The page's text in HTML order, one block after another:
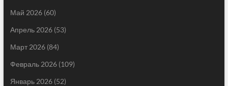
Май 2026(60)
Апрель 2026(53)
Март 2026(84)
Февраль 2026(109)
Январь 2026(52)